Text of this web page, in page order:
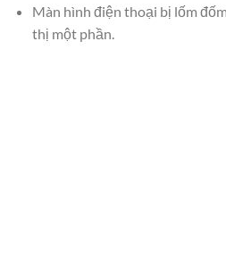
Màn hình điện thoại bị lốm
thị một phần.